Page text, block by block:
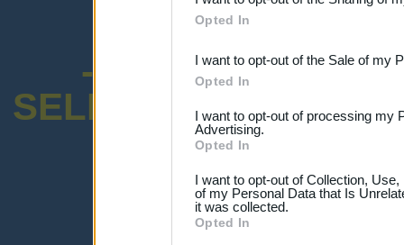
third parties.
Opted In
I want to opt-out of the Sale of my
Opted In
I want to opt-out of processing my
Advertising.
Opted In
I want to opt-out of Collection,
of my Personal Data that Is
it was collected.
Opted In
-ENCUESTA
SELECTIVO
¡Advertencia!